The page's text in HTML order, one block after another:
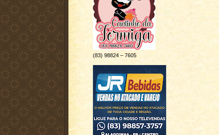
(83) 98824 – 7605